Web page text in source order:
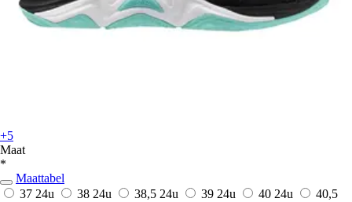
+5
Maat
*
Maattabel
37 24u 38 24u 38,5 24u 39 24u 40 24u
40,5